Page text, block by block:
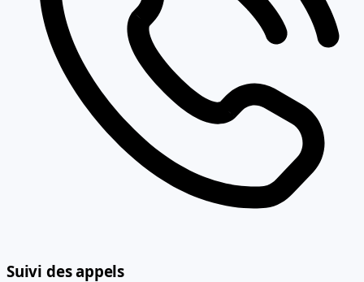
Suivi des appels